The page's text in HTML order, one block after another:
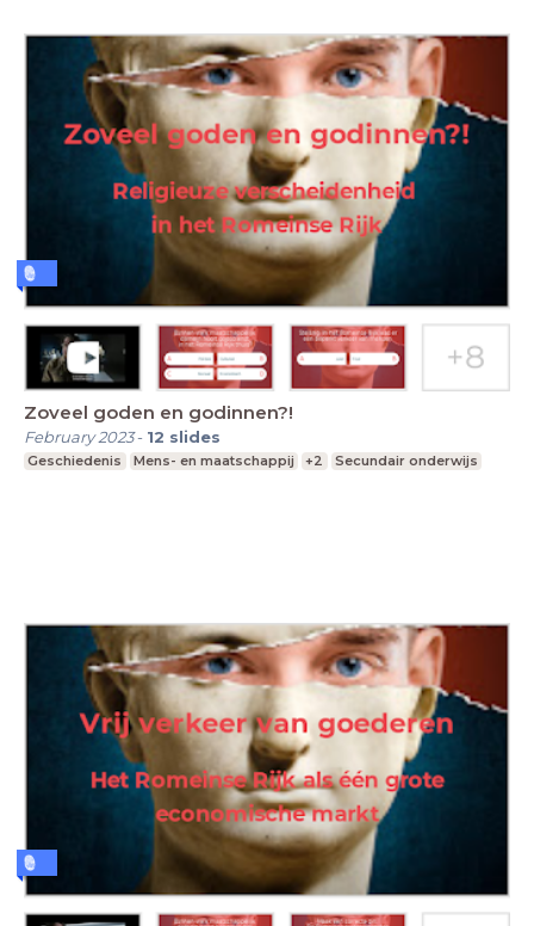
Zoveel goden en godinnen?!
February 2023- 12 slides
Geschiedenis Mens- en maatschappij +2 Secundair onderwijs